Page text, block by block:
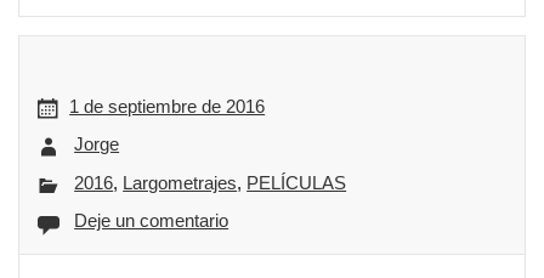
1 de septiembre de 2016
Jorge
2016, Largometrajes, PELÍCULAS
Deje un comentario